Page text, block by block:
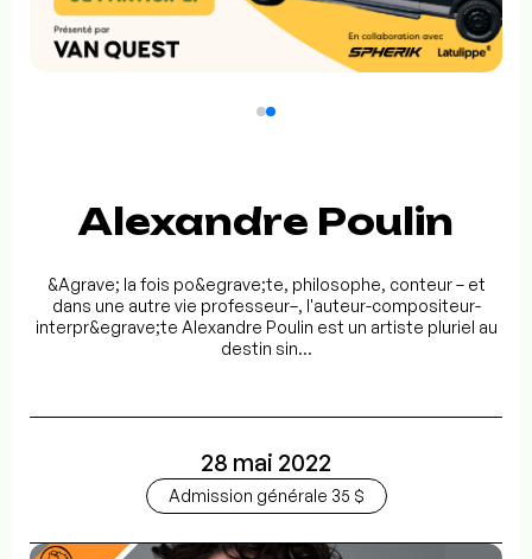
Alexandre Poulin
&Agrave; la fois po&egrave;te, philosophe, conteur – et
dans une autre vie professeur–, l'auteur-compositeur-
interpr&egrave;te Alexandre Poulin est un artiste pluriel au
destin sin...
28 mai 2022
Admission générale 35 $